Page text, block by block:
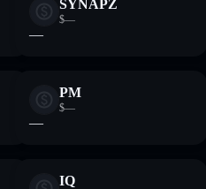
SYNAPZ
$—
—
PM
$—
—
IQ